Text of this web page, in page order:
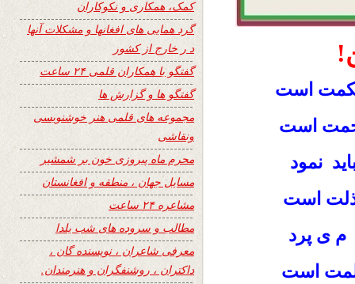
است
است
نمود
است
م ی پرد
است
کمک، همکاری و نکوکاران
گرد همایی های افغانها و مشکلات آنها
د ر خارج از کشور
گفتگو با همکاران قلمی ۲۴ ساعت
گفتگو ها و گزارش ها
مجموعه های قلمی هنر خوشنویسی
ونقاشی
محرم ماه پیروزی خون بر شمشیر
مسایل جهان ، منطقه و افغانستان
مشاعره ۲۴ ساعت
مطالب و سروده های شب یلدا
معرفی شاعران ، نویسنده گان ،
داکتران ، روشنفگران و هنرمندان.